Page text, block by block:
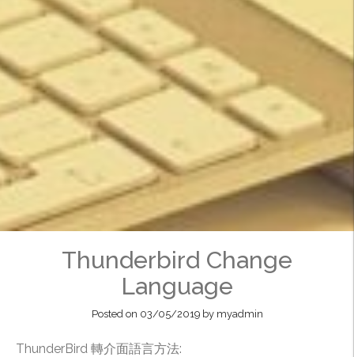
Thunderbird Change
Language
Posted on 03/05/2019by myadmin
ThunderBird 轉介面語言方法: